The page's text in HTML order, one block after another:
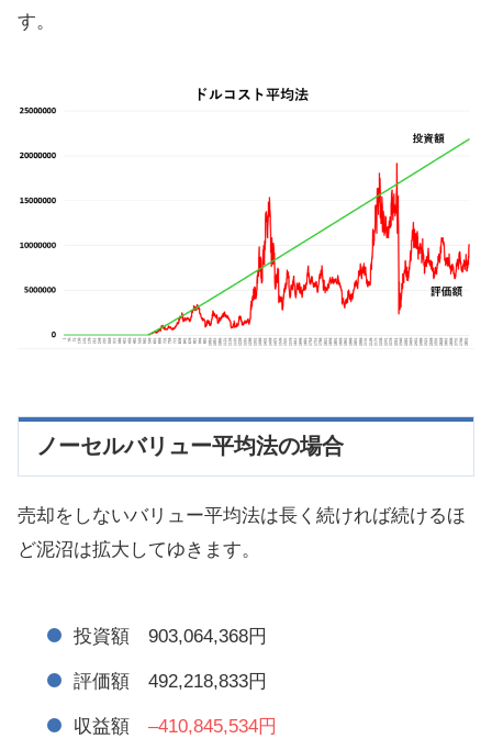
す。
ノーセルバリュー平均法の場合
売却をしないバリュー平均法は長く続ければ続けるほ
ど泥沼は拡大してゆきます。
投資額 903,064,368円
評価額 492,218,833円
収益額 –410,845,534円